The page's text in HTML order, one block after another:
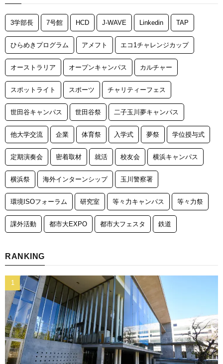
3学部長 7号館 HCD J-WAVE Linkedin TAP
ひらめきプログラム アメフト エコ1チャレンジカップ
オーストラリア オープンキャンパス カルチャー
スポットライト スポーツ チャリティーフェス
世田谷キャンパス 世田谷祭 二子玉川夢キャンパス
他大学交流 企業 体育祭 入学式 夢祭 学位授与式
定期演奏会 密着取材 就活 校友会 横浜キャンパス
横浜祭 海外インターンシップ 玉川警察署
環境ISOフォーラム 研究室 等々力キャンパス 等々力祭
課外活動 都市大EXPO 都市大フェスタ 鉄道
RANKING